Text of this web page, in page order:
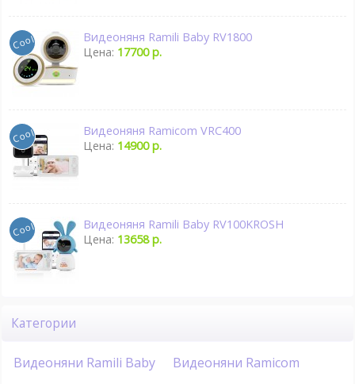
Видеоняня Ramili Baby RV1800
Цена: 17700 р.
Видеоняня Ramicom VRC400
Цена: 14900 р.
Видеоняня Ramili Baby RV100KROSH
Цена: 13658 р.
Категории
Видеоняни Ramili Baby
Видеоняни Ramicom